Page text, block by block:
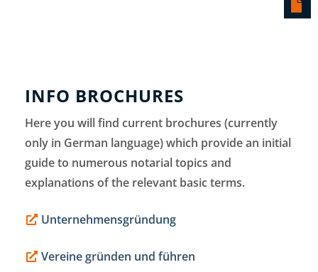
INFO BROCHURES
Here you will find current brochures (currently
only in German language) which provide an initial
guide to numerous notarial topics and
explanations of the relevant basic terms.
Unternehmensgründung
Vereine gründen und führen